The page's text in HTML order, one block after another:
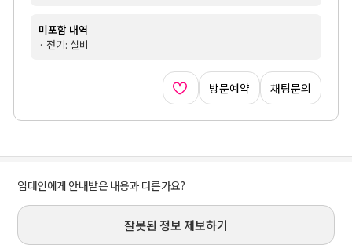
미포함 내역
· 전기: 실비
방문예약 채팅문의
임대인에게 안내받은 내용과 다른가요?
잘못된 정보 제보하기